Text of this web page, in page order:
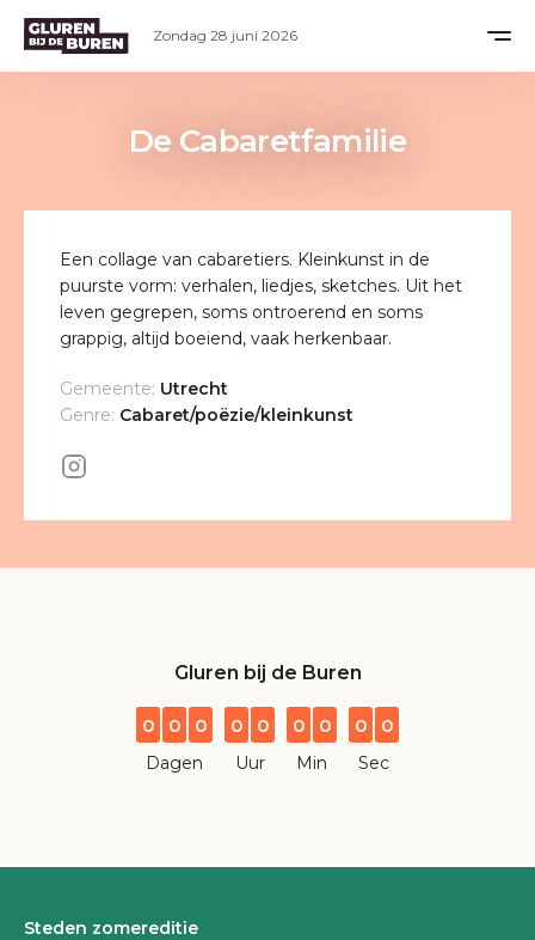
De Cabaretfamilie
Een collage van cabaretiers. Kleinkunst in de
puurste vorm: verhalen, liedjes, sketches. Uit het
leven gegrepen, soms ontroerend en soms
grappig, altijd boeiend, vaak herkenbaar.
Gemeente: Utrecht
Genre: Cabaret/poëzie/kleinkunst
Gluren bij de Buren
0 0 0
Dagen
0 0
Uur
0 0
Min
0 0
Sec
Steden zomereditie
Zondag 28 juni 2026